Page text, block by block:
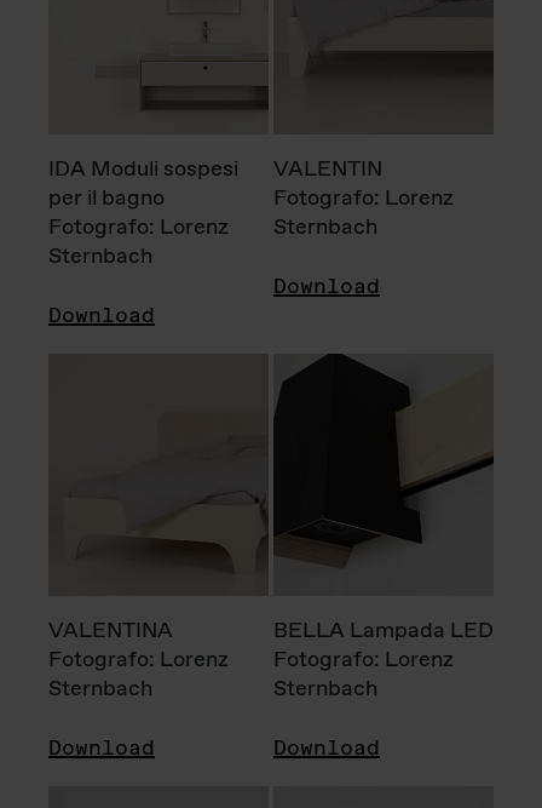
IDA Moduli sospesi
per il bagno
Fotografo: Lorenz
Sternbach
Download
VALENTIN
Fotografo: Lorenz
Sternbach
Download
VALENTINA
Fotografo: Lorenz
Sternbach
Download
BELLA Lampada LED
Fotografo: Lorenz
Sternbach
Download